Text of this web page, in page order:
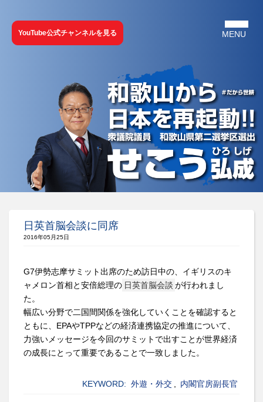
YouTube公式チャンネルを見る
日英首脳会談に同席
2016年05月25日
G7伊勢志摩サミット出席のため訪日中の、イギリスのキ
ャメロン首相と安倍総理の 日英首脳会談 が行われまし
た。
幅広い分野で二国間関係を強化していくことを確認すると
ともに、EPAやTPPなどの経済連携協定の推進について、
力強いメッセージを今回のサミットで出すことが世界経済
の成長にとって重要であることで一致しました。
KEYWORD: 外遊・外交 内閣官房副長官